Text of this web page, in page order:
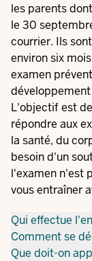
les parents
le 30
courrier. Ils
environ six
examen
L'objectif est
répondre aux
la santé, du
besoin d'un
l'examen n'est
vous entraîner
Qui effectue
Comment se
Que doit-on